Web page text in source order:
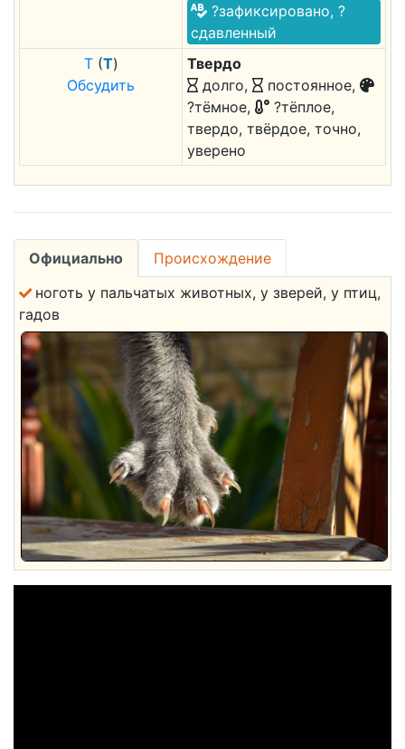
?зафиксировано, ?
сдавленный
Т(Т)
Обсудить
Твердо
долго,
постоянное,
?тёмное,
?тёплое,
твердо, твёрдое, точно,
уверено
Официально
Происхождение
ноготь у пальчатых животных, у зверей, у птиц,
гадов